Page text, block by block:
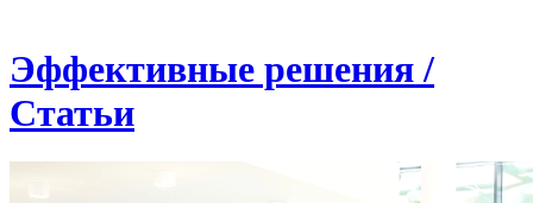
Эффективные решения /
Статьи